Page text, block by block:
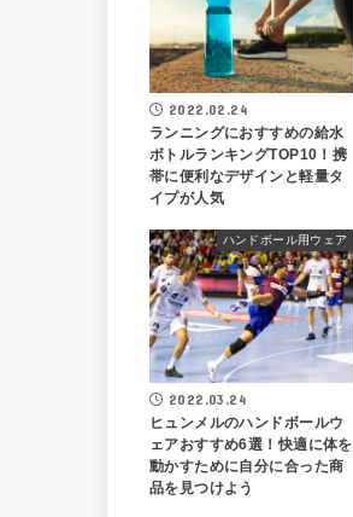
2022.02.24
ランニングにおすすめの給水
ボトルランキングTOP10！携
帯に便利なデザインと軽量タ
イプが人気
ハンドボール用ウェア
2022.03.24
ヒュンメルのハンドボールウ
ェアおすすめ6選！快適に体を
動かすために自分に合った商
品を見つけよう